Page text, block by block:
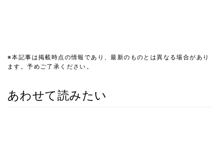
※本記事は掲載時点の情報であり、最新のものとは異なる場合があり
ます。予めご了承ください。
あわせて読みたい